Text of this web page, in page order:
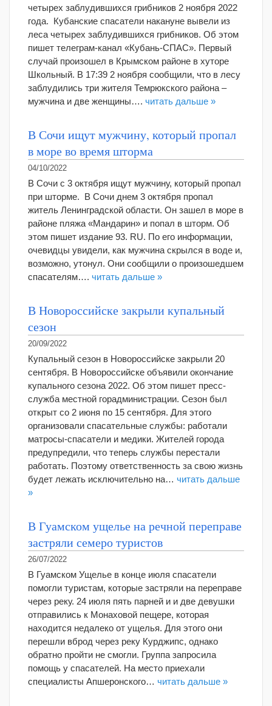
четырех заблудившихся грибников 2 ноября 2022
года. Кубанские спасатели накануне вывели из
леса четырех заблудившихся грибников. Об этом
пишет телеграм-канал «Кубань-СПАС». Первый
случай произошел в Крымском районе в хуторе
Школьный. В 17:39 2 ноября сообщили, что в лесу
заблудились три жителя Темрюкского района –
мужчина и две женщины…. читать дальше »
В Сочи ищут мужчину, который пропал
в море во время шторма
04/10/2022
В Сочи с 3 октября ищут мужчину, который пропал
при шторме. В Сочи днем 3 октября пропал
житель Ленинградской области. Он зашел в море в
районе пляжа «Мандарин» и попал в шторм. Об
этом пишет издание 93. RU. По его информации,
очевидцы увидели, как мужчина скрылся в воде и,
возможно, утонул. Они сообщили о произошедшем
спасателям…. читать дальше »
В Новороссийске закрыли купальный
сезон
20/09/2022
Купальный сезон в Новороссийске закрыли 20
сентября. В Новороссийске объявили окончание
купального сезона 2022. Об этом пишет пресс-
служба местной горадминистрации. Сезон был
открыт со 2 июня по 15 сентября. Для этого
организовали спасательные службы: работали
матросы-спасатели и медики. Жителей города
предупредили, что теперь службы перестали
работать. Поэтому ответственность за свою жизнь
будет лежать исключительно на… читать дальше
»
В Гуамском ущелье на речной переправе
застряли семеро туристов
26/07/2022
В Гуамском Ущелье в конце июля спасатели
помогли туристам, которые застряли на переправе
через реку. 24 июля пять парней и и две девушки
отправились к Монаховой пещере, которая
находится недалеко от ущелья. Для этого они
перешли вброд через реку Курджипс, однако
обратно пройти не смогли. Группа запросила
помощь у спасателей. На место приехали
специалисты Апшеронского… читать дальше »